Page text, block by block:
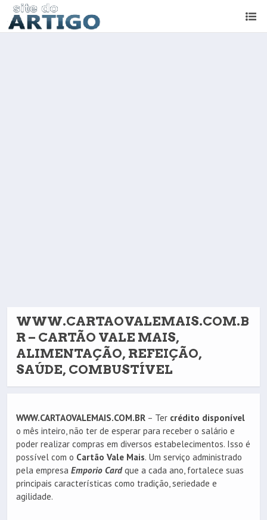
WWW.CARTAOVALEMAIS.COM.B
R – CARTÃO VALE MAIS,
ALIMENTAÇÃO, REFEIÇÃO,
SAÚDE, COMBUSTÍVEL
WWW.CARTAOVALEMAIS.COM.BR – Ter crédito disponível
o mês inteiro, não ter de esperar para receber o salário e
poder realizar compras em diversos estabelecimentos. Isso é
possível com o Cartão Vale Mais. Um serviço administrado
pela empresa Emporio Cardque a cada ano, fortalece suas
principais características como tradição, seriedade e
agilidade.